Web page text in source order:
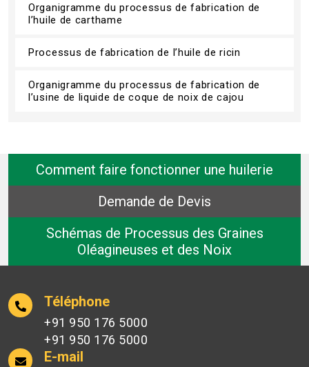
Organigramme du processus de fabrication de
l’huile de carthame
Processus de fabrication de l’huile de ricin
Organigramme du processus de fabrication de
l’usine de liquide de coque de noix de cajou
Comment faire fonctionner une huilerie
Demande de Devis
Schémas de Processus des Graines
Oléagineuses et des Noix
Téléphone
+91 950 176 5000
+91 950 176 5000
E-mail